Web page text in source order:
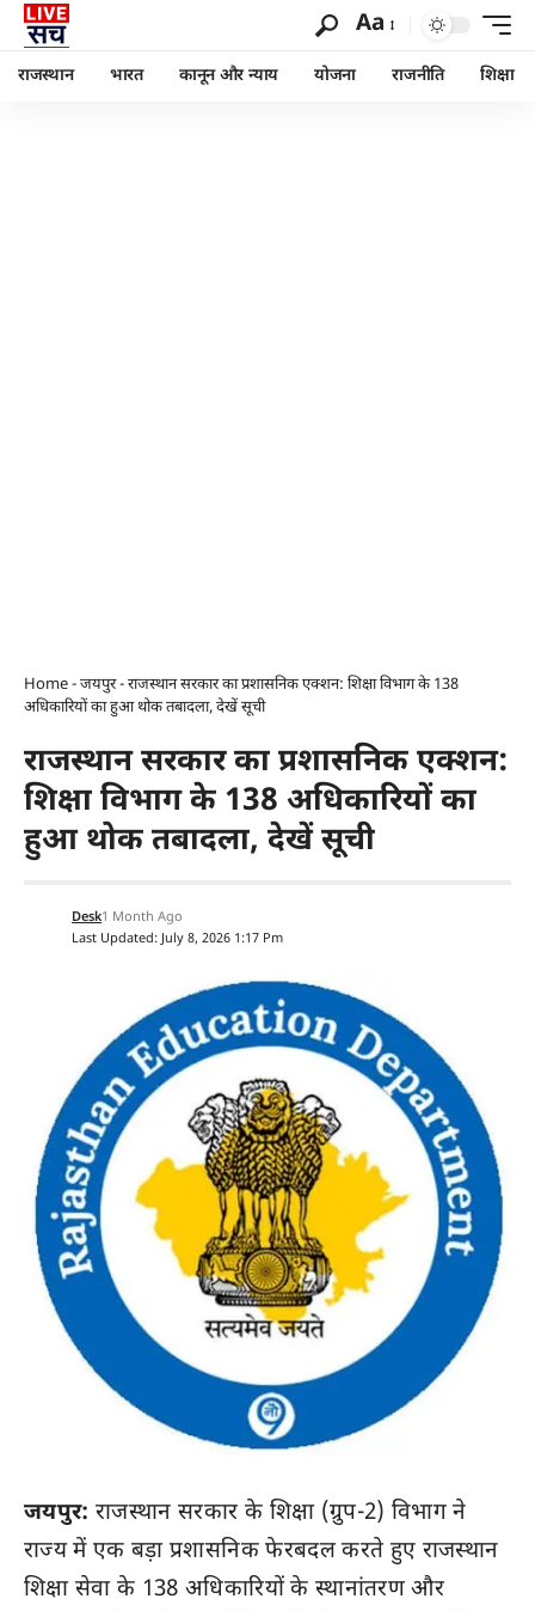
Aa
राजस्थान भारत कानून और न्याय योजना राजनीति शिक्षा
Home-जयपुर-राजस्थान सरकार का प्रशासनिक एक्शन: शिक्षा विभाग के 138
अधिकारियों का हुआ थोक तबादला, देखें सूची
राजस्थान सरकार का प्रशासनिक एक्शन:
शिक्षा विभाग के 138 अधिकारियों का
हुआ थोक तबादला, देखें सूची
Last Updated: July 8, 2026 1:17 Pm
Desk1 Month Ago
जयपुर: राजस्थान सरकार के शिक्षा (ग्रुप-2) विभाग ने
राज्य में एक बड़ा प्रशासनिक फेरबदल करते हुए राजस्थान
शिक्षा सेवा के 138 अधिकारियों के स्थानांतरण और